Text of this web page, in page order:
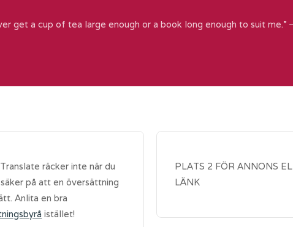
get a cup of tea large enough or a book long enough to suit me.”
räcker inte när du
på att en översättning
Anlita en bra
istället!
PLATS 2 FÖR ANNONS
LÄNK